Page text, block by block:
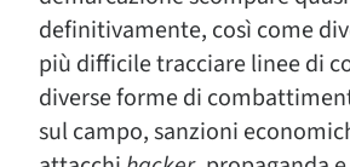
definitivamente, così come
più difficile tracciare linee di
diverse forme di
sul campo, sanzioni